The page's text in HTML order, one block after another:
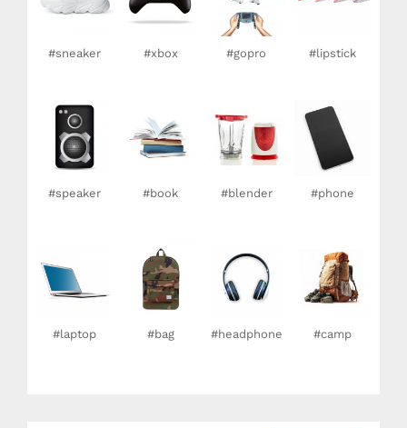
#sneaker #xbox #gopro #lipstick
#speaker #book #blender #phone
#laptop #bag #headphone #camp